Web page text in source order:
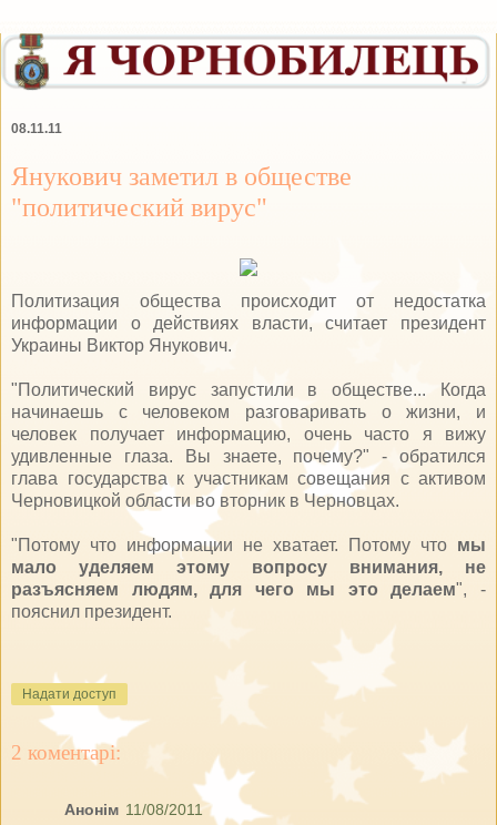
08.11.11
Янукович заметил в обществе
"политический вирус"
Политизация общества происходит от недостатка
информации о действиях власти, считает президент
Украины Виктор Янукович.
"Политический вирус запустили в обществе... Когда
начинаешь с человеком разговаривать о жизни, и
человек получает информацию, очень часто я вижу
удивленные глаза. Вы знаете, почему?" - обратился
глава государства к участникам совещания с активом
Черновицкой области во вторник в Черновцах.
"Потому что информации не хватает. Потому что мы
мало уделяем этому вопросу внимания, не
разъясняем людям, для чего мы это делаем", -
пояснил президент.
Надати доступ
2 коментарі:
Анонім 11/08/2011